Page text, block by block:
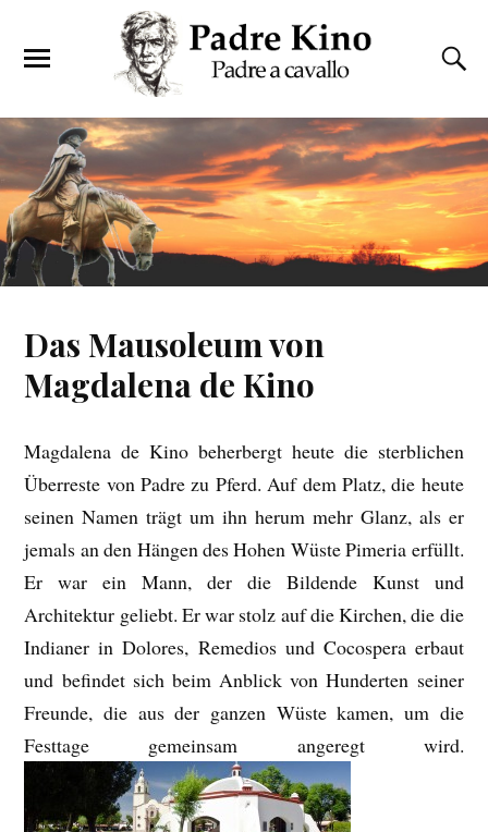
Das Mausoleum von
Magdalena de Kino
Magdalena de Kino beherbergt heute die sterblichen
Überreste von Padre zu Pferd. Auf dem Platz, die heute
seinen Namen trägt um ihn herum mehr Glanz, als er
jemals an den Hängen des Hohen Wüste Pimeria erfüllt.
Er war ein Mann, der die Bildende Kunst und
Architektur geliebt. Er war stolz auf die Kirchen, die die
Indianer in Dolores, Remedios und Cocospera erbaut
und befindet sich beim Anblick von Hunderten seiner
Freunde, die aus der ganzen Wüste kamen, um die
Festtage gemeinsam angeregt wird.